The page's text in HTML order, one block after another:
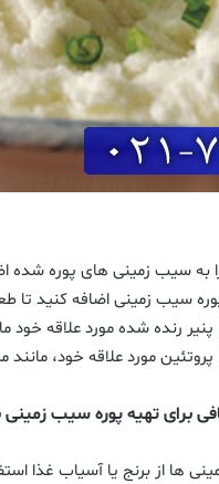
به سیب زمینی های پوره شده
سیب زمینی اضافه کنید تا
رنده شده مورد علاقه خود
پروتئین مورد علاقه خود،
برای تهیه پوره سیب
ها از برنج یا آسیاب غذا